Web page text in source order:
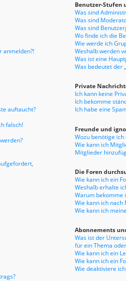
anmelden?!
auftaucht?
falsch!
Benutzer-Stufen
Was sind
Was sind
Was sind
Wo finde ich die
Wie werde ich
Weshalb werden
Was ist eine
Was bedeutet der
Private
Ich kann keine
Ich bekomme
Ich habe eine
Freunde und
Wozu benötige
Wie kann ich
Mitglieder
Die Foren
Wie kann ich ein
Weshalb erhalte
Warum bekomme
Wie kann ich
Wie kann ich
Abonnements
Was ist der
für ein Thema
Wie kann ich ein
Wie kann ich ein
Wie deaktiviere